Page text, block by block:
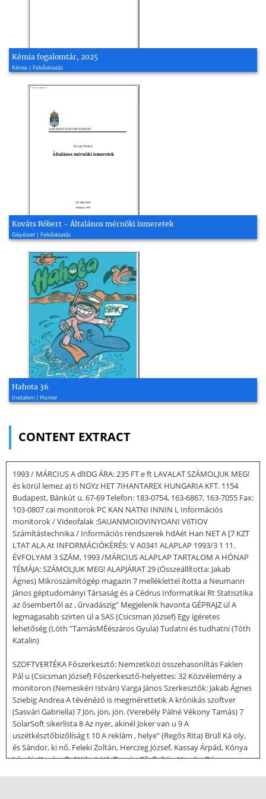
Kémia fogalomtár, 2025
Kémia | Felsőoktatás
Kováts Róbert - Általános mérnöki ismeretek
Gépészet | Felsőoktatás
Hahota 36
Irodalom | Humor
CONTENT EXTRACT
1993 / MÁRCIUS A dlIDG ÁRA: 235 FT e ft LAVALAT SZÁMOLJUK MEG!
és körül lemez a) ti NGYz HET 7IHANTAREX HUNGARIA KFT. 1154
Budapest, Bánkút u. 67-69 Telefon: 183-0754, 163-6867, 163-7055 Fax:
103-0807 cai monitorok PC KAN NATNI INNIN L Információs
monitorok / Videofalak :SAUANMOIOVINYOANI V6TIOV
Számítástechnika / Információs rendszerek hdAét Han NET A [7 KZT
LTAT ALA At INFORMÁCIÓKÉRÉS: V A0341 ALAPLAP 1993/3 1 11.
ÉVFOLYAM 3 SZÁM, 1993 /MÁRCIUS ALAPLAP TARTALOM A HÓNAP
TÉMÁJA: SZÁMOLJUK MEG! ALAPJÁRAT 29 (Összeállította: Jakab
Ágnes) Mikroszámítógép magazin 7 melléklettel ította a Neumann
János géptudományi Társaság és a Cédrus Informatikai Rt Statisztika
az ősembertől az , űrvadászig" Megjelenik havonta GÉPRAJZ ül A
legmagasabb szirten ül a SAS (Csicsman József) Egy ígéretes
lehetőség (Lóth "TarnásMÉészáros Gyula) Tudatni és tudhatni (Tóth
Katalin)
SZOFTVERTÉKA Főszerkesztő: Nemzetközi összehasonlítás Faklen
Pál u (Csicsman József) Főszerkesztő-helyettes: 32 Közvélemény a
monitoron (Nemeskéri István) Varga János Szerkesztők: Jakab Ágnes
Sziebig Andrea A tévénéző is megmérettetik A krónikás szoftver
(Sasvári Gabriella) 7 Jön, jön, jön. (Verebély Pálné Vékony Tamás) 7
SolarSoft sikerlista 8 Az nyer, akinél Joker van u 9 A
uszétkésztőbizőlíság t 10 A reklám , helye" (Regős Rita) Brüll Ká oly,
és Sándor, ki nő, Feleki Zoltán, Herczeg József, Kassay Árpád, Kónya
László, Kovács P. Attila, Lóth Tamás, Sík Zoltán, Vargha Dénes,